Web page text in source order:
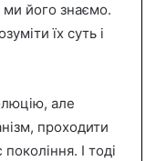
ми його знаємо.
їх суть і
але
проходити
І тоді